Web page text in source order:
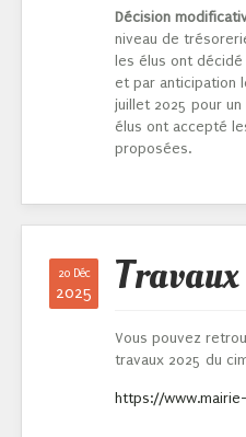
Décision
niveau de
les élus ont
et par anticipation
juillet 2025 pour
élus ont accepté
proposées.
20 Déc
2025
Vous pouvez
travaux 2025 du
https://